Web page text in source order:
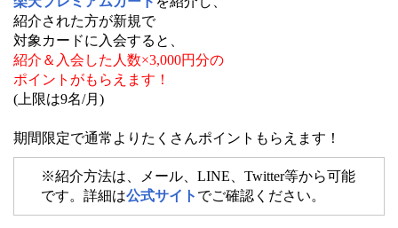
紹介された方が新規で
対象カードに入会すると、
紹介＆入会した人数×3,000円分の
ポイントがもらえます！
(上限は9名/月)
期間限定で通常よりたくさんポイントもらえます！
※紹介方法は、メール、LINE、Twitter等から可能
です。詳細は公式サイト でご確認ください。